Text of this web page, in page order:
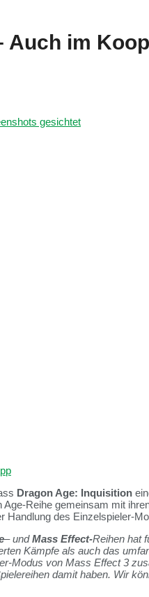
Auch im
Dragon Age: Inquisition
Reihe gemeinsam mit
Handlung des Einzelspieler-
– undMass Effect-Reihen hat
Kämpfe als auch das
Modus von Mass Effect 3
damit haben. Wir